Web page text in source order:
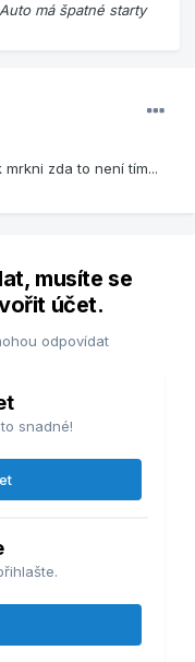
Auto má špatné starty
mrkni zda to není tím...
musíte se
účet.
odpovídat
snadné!